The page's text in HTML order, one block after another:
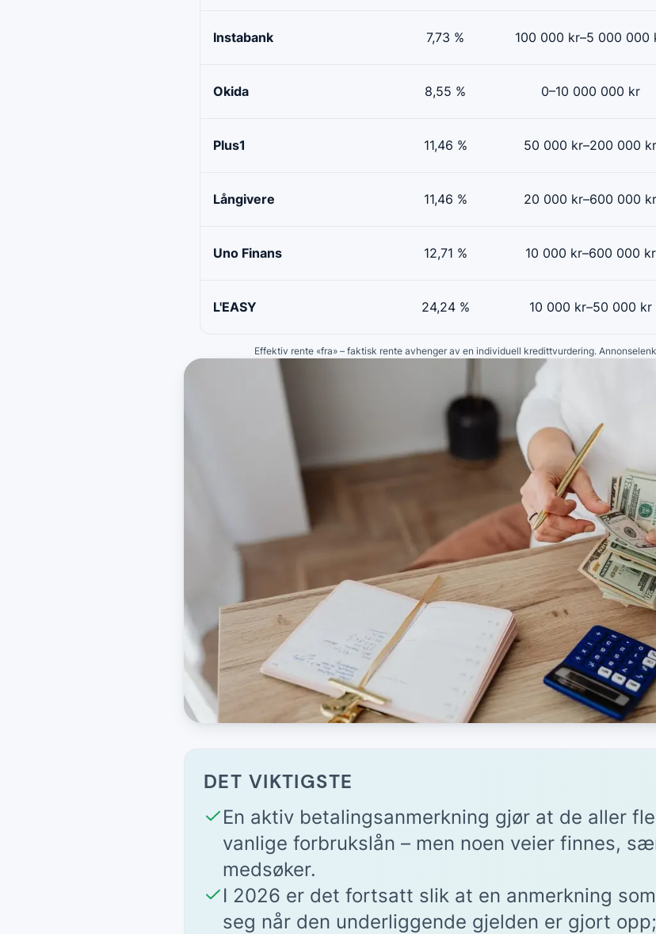
Instabank 7,73 % 100 000 kr–5 000 000
Okida 8,55 % 0–10 000 000 kr
Plus1 11,46 % 50 000 kr–200 000 kr
Långivere 11,46 % 20 000 kr–600 000 kr
Uno Finans 12,71 % 10 000 kr–600 000 kr
L'EASY 24,24 % 10 000 kr–50 000 kr
Effektiv rente «fra» – faktisk rente avhenger av en individuell kredittvurdering.
DET VIKTIGSTE
En aktiv betalingsanmerkning gjør at de aller
vanlige forbrukslån – men noen veier finnes,
medsøker.
I 2026 er det fortsatt slik at en anmerkning
seg når den underliggende gjelden er gjort